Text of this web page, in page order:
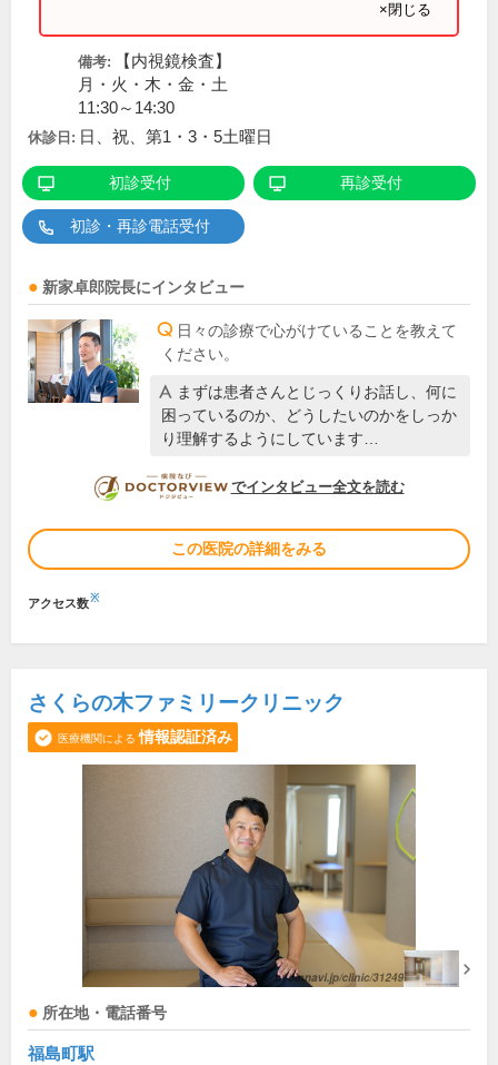
×閉じる
備考:
【内視鏡検査】
月・火・木・金・土
11:30～14:30
休診日: 日、祝、第1・3・5土曜日
初診受付 再診受付
初診・再診電話受付
新家卓郎院長にインタビュー
日々の診療で心がけていることを教えて
ください。
まずは患者さんとじっくりお話し、何に
困っているのか、どうしたいのかをしっか
り理解するようにしています…
DOCTORVIEW
でインタビュー全文を読む
この医院の詳細をみる
アクセス数※
さくらの木ファミリークリニック
医療機関による 情報認証済み
所在地・電話番号
福島町駅